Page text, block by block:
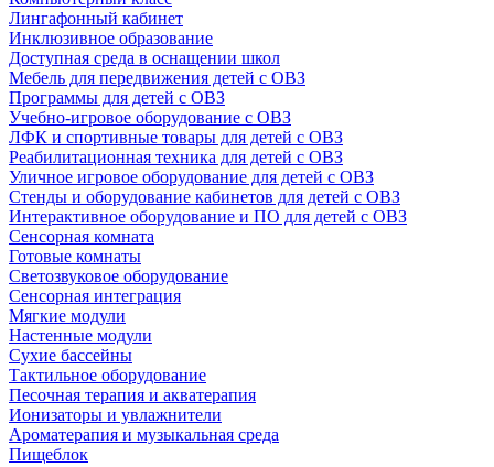
Лингафонный кабинет
Инклюзивное образование
Доступная среда в оснащении школ
Мебель для передвижения детей с ОВЗ
Программы для детей с ОВЗ
Учебно-игровое оборудование с ОВЗ
ЛФК и спортивные товары для детей с ОВЗ
Реабилитационная техника для детей с ОВЗ
Уличное игровое оборудование для детей с ОВЗ
Стенды и оборудование кабинетов для детей с ОВЗ
Интерактивное оборудование и ПО для детей с ОВЗ
Сенсорная комната
Готовые комнаты
Светозвуковое оборудование
Сенсорная интеграция
Мягкие модули
Настенные модули
Сухие бассейны
Тактильное оборудование
Песочная терапия и акватерапия
Ионизаторы и увлажнители
Ароматерапия и музыкальная среда
Пищеблок